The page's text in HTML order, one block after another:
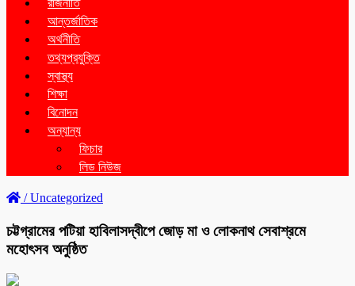
রাজনীতি
আন্তর্জাতিক
অর্থনীতি
তথ্যপ্রযুক্তি
স্বাস্থ্য
শিক্ষা
বিনোদন
অন্যান্য
ফিচার
লিড নিউজ
/Uncategorized
চট্টগ্রামের পটিয়া হাবিলাসদ্বীপে জোড় মা ও লোকনাথ সেবাশ্রমে
মহোৎসব অনুষ্ঠিত